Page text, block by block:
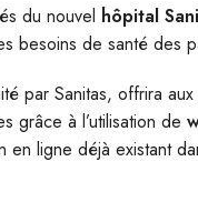
du nouvel hôpital
besoins de santé des
par Sanitas, offrira
grâce à l’utilisation de
ligne déjà existant